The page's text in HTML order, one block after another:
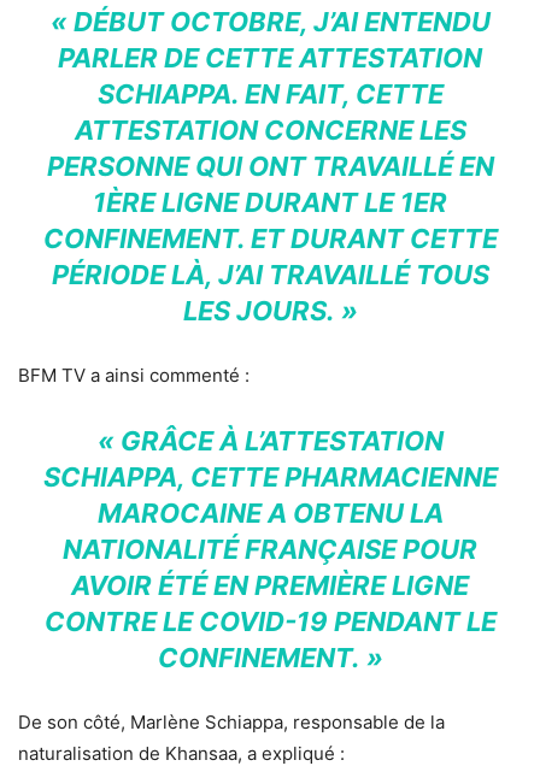
« DÉBUT OCTOBRE, J’AI ENTENDU
PARLER DE CETTE ATTESTATION
SCHIAPPA. EN FAIT, CETTE
ATTESTATION CONCERNE LES
PERSONNE QUI ONT TRAVAILLÉ EN
1ÈRE LIGNE DURANT LE 1ER
CONFINEMENT. ET DURANT CETTE
PÉRIODE LÀ, J’AI TRAVAILLÉ TOUS
LES JOURS. »
BFM TV a ainsi commenté :
« GRÂCE À L’ATTESTATION
SCHIAPPA, CETTE PHARMACIENNE
MAROCAINE A OBTENU LA
NATIONALITÉ FRANÇAISE POUR
AVOIR ÉTÉ EN PREMIÈRE LIGNE
CONTRE LE COVID-19 PENDANT LE
CONFINEMENT. »
De son côté, Marlène Schiappa, responsable de la
naturalisation de Khansaa, a expliqué :